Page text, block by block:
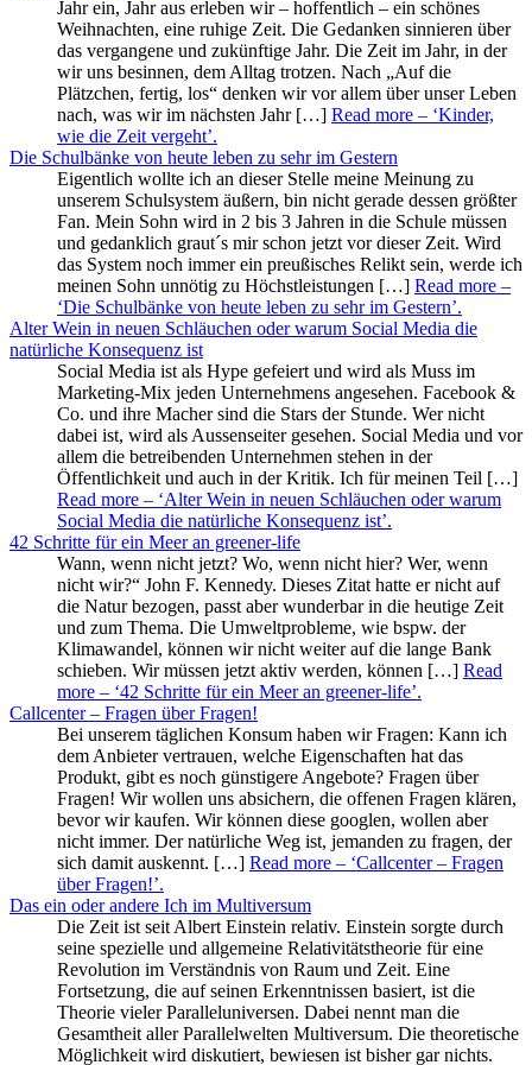
Jahr ein, Jahr aus erleben wir – hoffentlich – ein schönes
Weihnachten, eine ruhige Zeit. Die Gedanken sinnieren über
das vergangene und zukünftige Jahr. Die Zeit im Jahr, in der
wir uns besinnen, dem Alltag trotzen. Nach „Auf die
Plätzchen, fertig, los“ denken wir vor allem über unser Leben
nach, was wir im nächsten Jahr […] Read more – ‘Kinder,
wie die Zeit vergeht’.
Die Schulbänke von heute leben zu sehr im Gestern
Eigentlich wollte ich an dieser Stelle meine Meinung zu
unserem Schulsystem äußern, bin nicht gerade dessen größter
Fan. Mein Sohn wird in 2 bis 3 Jahren in die Schule müssen
und gedanklich graut´s mir schon jetzt vor dieser Zeit. Wird
das System noch immer ein preußisches Relikt sein, werde ich
meinen Sohn unnötig zu Höchstleistungen […] Read more –
‘Die Schulbänke von heute leben zu sehr im Gestern’.
Alter Wein in neuen Schläuchen oder warum Social Media die
natürliche Konsequenz ist
Social Media ist als Hype gefeiert und wird als Muss im
Marketing-Mix jeden Unternehmens angesehen. Facebook &
Co. und ihre Macher sind die Stars der Stunde. Wer nicht
dabei ist, wird als Aussenseiter gesehen. Social Media und vor
allem die betreibenden Unternehmen stehen in der
Öffentlichkeit und auch in der Kritik. Ich für meinen Teil […]
Read more – ‘Alter Wein in neuen Schläuchen oder warum
Social Media die natürliche Konsequenz ist’.
42 Schritte für ein Meer an greener-life
Wann, wenn nicht jetzt? Wo, wenn nicht hier? Wer, wenn
nicht wir?“ John F. Kennedy. Dieses Zitat hatte er nicht auf
die Natur bezogen, passt aber wunderbar in die heutige Zeit
und zum Thema. Die Umweltprobleme, wie bspw. der
Klimawandel, können wir nicht weiter auf die lange Bank
schieben. Wir müssen jetzt aktiv werden, können […] Read
more – ‘42 Schritte für ein Meer an greener-life’.
Callcenter – Fragen über Fragen!
Bei unserem täglichen Konsum haben wir Fragen: Kann ich
dem Anbieter vertrauen, welche Eigenschaften hat das
Produkt, gibt es noch günstigere Angebote? Fragen über
Fragen! Wir wollen uns absichern, die offenen Fragen klären,
bevor wir kaufen. Wir können diese googlen, wollen aber
nicht immer. Der natürliche Weg ist, jemanden zu fragen, der
sich damit auskennt. […] Read more – ‘Callcenter – Fragen
über Fragen!’.
Das ein oder andere Ich im Multiversum
Die Zeit ist seit Albert Einstein relativ. Einstein sorgte durch
seine spezielle und allgemeine Relativitätstheorie für eine
Revolution im Verständnis von Raum und Zeit. Eine
Fortsetzung, die auf seinen Erkenntnissen basiert, ist die
Theorie vieler Paralleluniversen. Dabei nennt man die
Gesamtheit aller Parallelwelten Multiversum. Die theoretische
Möglichkeit wird diskutiert, bewiesen ist bisher gar nichts.